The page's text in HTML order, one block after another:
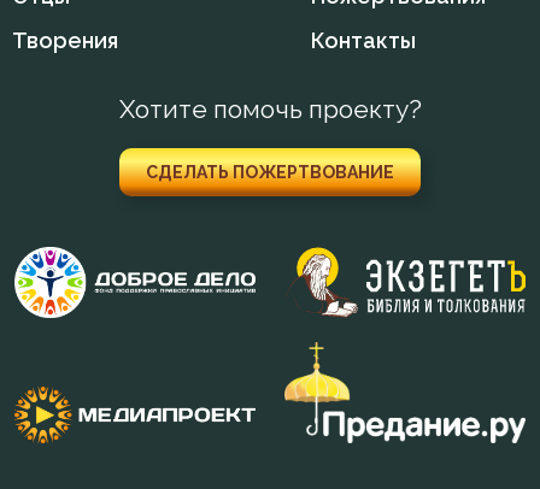
Друг
Жестокость
Жизнь
Зависть
Творения
Контакты
Хотите помочь проекту?
СДЕЛАТЬ ПОЖЕРТВОВАНИЕ